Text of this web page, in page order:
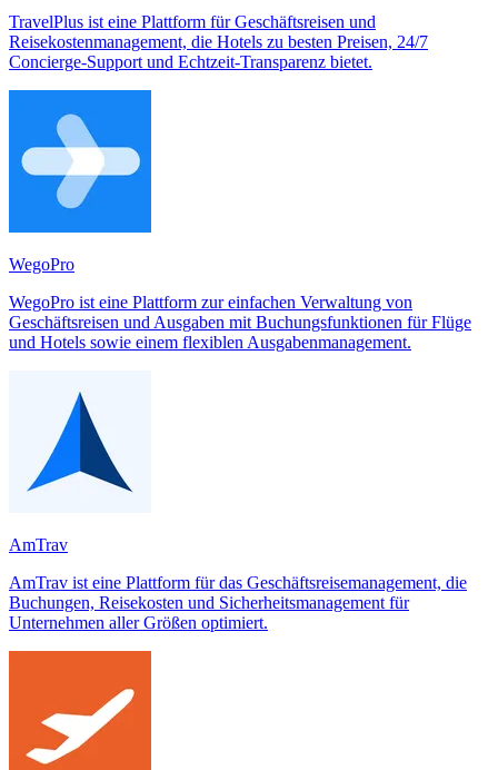
TravelPlus ist eine Plattform für Geschäftsreisen und
Reisekostenmanagement, die Hotels zu besten Preisen, 24/7
Concierge-Support und Echtzeit-Transparenz bietet.
WegoPro
WegoPro ist eine Plattform zur einfachen Verwaltung von
Geschäftsreisen und Ausgaben mit Buchungsfunktionen für Flüge
und Hotels sowie einem flexiblen Ausgabenmanagement.
AmTrav
AmTrav ist eine Plattform für das Geschäftsreisemanagement, die
Buchungen, Reisekosten und Sicherheitsmanagement für
Unternehmen aller Größen optimiert.